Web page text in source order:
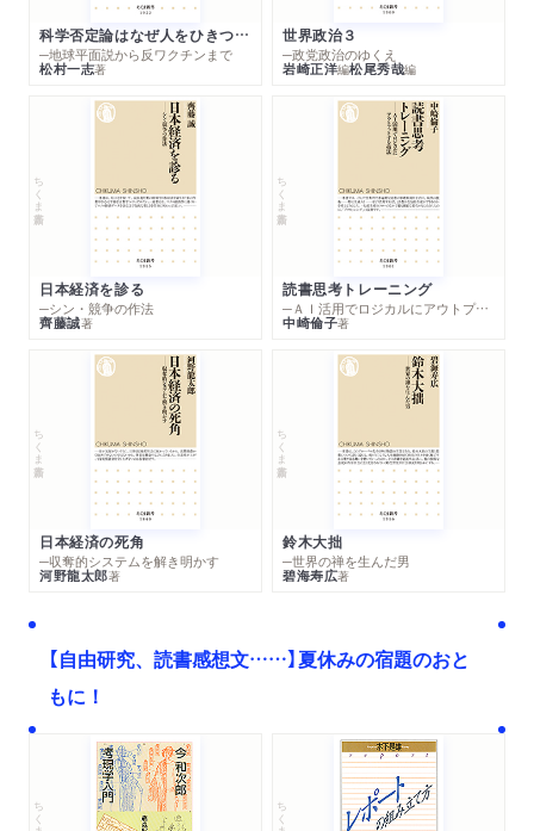
科学否定論はなぜ人をひきつけるのか
─地球平面説から反ワクチンまで
松村一志著
世界政治３
─政党政治のゆくえ
岩崎正洋編松尾秀哉編
ちくま新書
日本経済を診る
─シン・競争の作法
齊藤誠著
ちくま新書
読書思考トレーニング
─ＡＩ活用でロジカルにアウトプットする技法
中崎倫子著
ちくま新書
日本経済の死角
─収奪的システムを解き明かす
河野龍太郎著
ちくま新書
鈴木大拙
─世界の禅を生んだ男
碧海寿広著
【自由研究、読書感想文……】夏休みの宿題のおと
もに！
ちくま文庫 ちくま学芸文庫